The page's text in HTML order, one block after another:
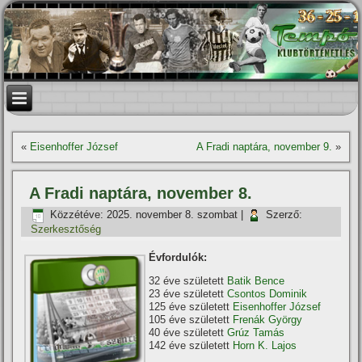
« Eisenhoffer József A Fradi naptára, november 9. »
A Fradi naptára, november 8.
Közzétéve: 2025. november 8. szombat
Szerző:
Szerkesztőség
Évfordulók:
32 éve született Batik Bence
23 éve születettCsontos Dominik
125 éve született Eisenhoffer József
105 éve született Frenák György
40 éve születettGrúz Tamás
142 éve született Horn K. Lajos